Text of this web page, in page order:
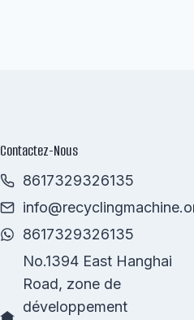
Contactez-Nous
8617329326135
8617329326135
No.1394 East Hanghai
Road, zone de
développement